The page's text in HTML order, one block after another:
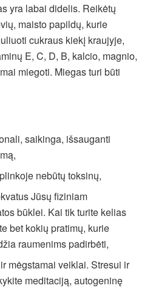
yra labai didelis. Reikėtų
maisto papildų, kurie
cukraus kiekį kraujyje,
E, C, D, B, kalcio, magnio,
miegoti. Miegas turi būti
saikinga, išsauganti
nebūtų toksinų,
Jūsų fiziniam
būklei. Kai tik turite kelias
bet kokių pratimų, kurie
raumenims padirbėti,
mėgstamai veiklai. Stresui ir
meditaciją, autogeninę